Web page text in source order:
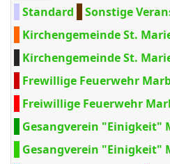
Standard
Sonstige
Kirchengemeinde St.
Kirchengemeinde St.
Frewillige Feuerwehr
Freiwillige Feuerwehr
Gesangverein "Einigkeit"
Gesangverein "Einigkeit"